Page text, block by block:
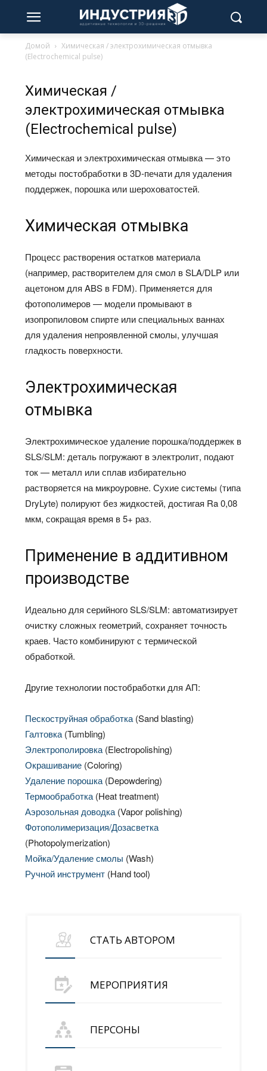
Домой
Химическая / электрохимическая отмывка
(Electrochemical pulse)
Химическая /
электрохимическая отмывка
(Electrochemical pulse)
Химическая и электрохимическая отмывка — это
методы постобработки в 3D-печати для удаления
поддержек, порошка или шероховатостей.
Химическая отмывка
Процесс растворения остатков материала
(например, растворителем для смол в SLA/DLP или
ацетоном для ABS в FDM). Применяется для
фотополимеров — модели промывают в
изопропиловом спирте или специальных ваннах
для удаления непроявленной смолы, улучшая
гладкость поверхности.
Электрохимическая
отмывка
Электрохимическое удаление порошка/поддержек в
SLS/SLM: деталь погружают в электролит, подают
ток — металл или сплав избирательно
растворяется на микроуровне. Сухие системы (типа
DryLyte) полируют без жидкостей, достигая Ra 0,08
мкм, сокращая время в 5+ раз.
Применение в аддитивном
производстве
Идеально для серийного SLS/SLM: автоматизирует
очистку сложных геометрий, сохраняет точность
краев. Часто комбинируют с термической
обработкой.
Другие технологии постобработки для АП:
Пескоструйная обработка (Sand blasting)
Галтовка (Tumbling)
Электрополировка (Electropolishing)
Окрашивание (Coloring)
Удаление порошка (Depowdering)
Термообработка (Heat treatment)
Аэрозольная доводка (Vapor polishing)
Фотополимеризация/Дозасветка
(Photopolymerization)
Мойка/Удаление смолы (Wash)
Ручной инструмент (Hand tool)
СТАТЬ АВТОРОМ
МЕРОПРИЯТИЯ
ПЕРСОНЫ